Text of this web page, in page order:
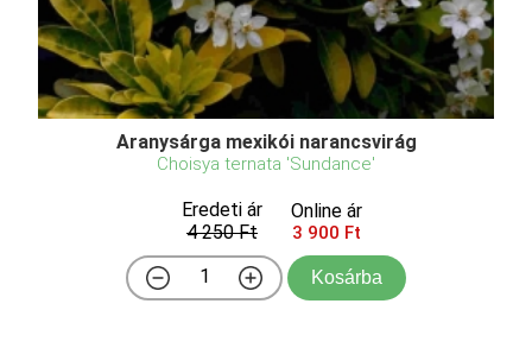
Aranysárga mexikói narancsvirág
Choisya ternata 'Sundance'
Eredeti ár
4 250 Ft
Online ár
3 900 Ft
Kosárba